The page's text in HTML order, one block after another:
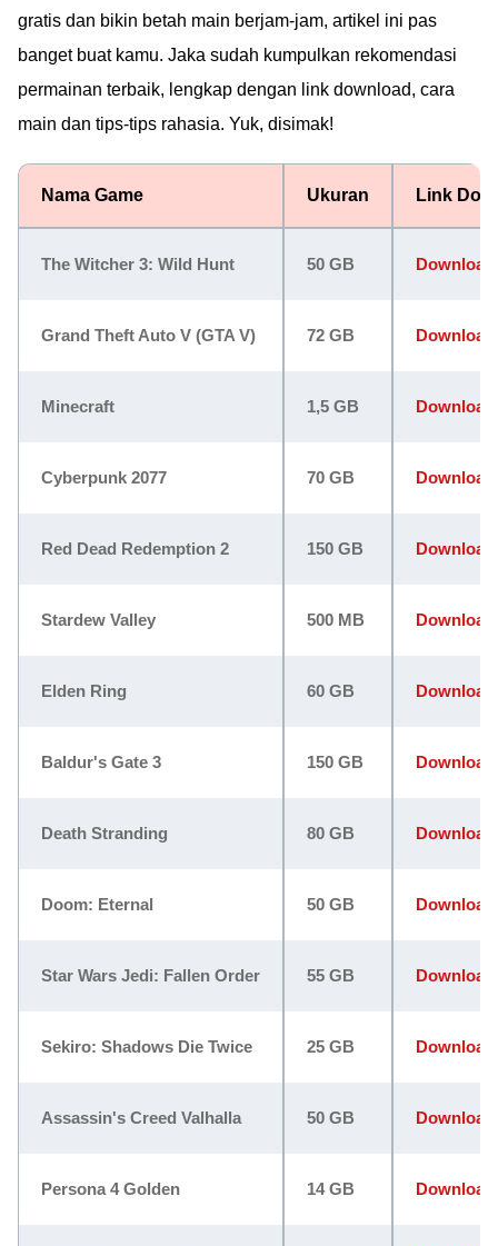
gratis dan bikin betah main berjam-jam, artikel ini pas
banget buat kamu. Jaka sudah kumpulkan rekomendasi
permainan terbaik, lengkap dengan link download, cara
main dan tips-tips rahasia. Yuk, disimak!
Nama Game Ukuran Link
The Witcher 3: Wild Hunt 50 GB Download
Grand Theft Auto V (GTA V) 72 GB Download
Minecraft 1,5 GB Download
Cyberpunk 2077 70 GB Download
Red Dead Redemption 2 150 GB Download
Stardew Valley 500 MB Download
Elden Ring 60 GB Download
Baldur's Gate 3 150 GB Download
Death Stranding 80 GB Download
Doom: Eternal 50 GB Download
Star Wars Jedi: Fallen Order 55 GB Download
Sekiro: Shadows Die Twice 25 GB Download
Assassin's Creed Valhalla 50 GB Download
Persona 4 Golden 14 GB Download